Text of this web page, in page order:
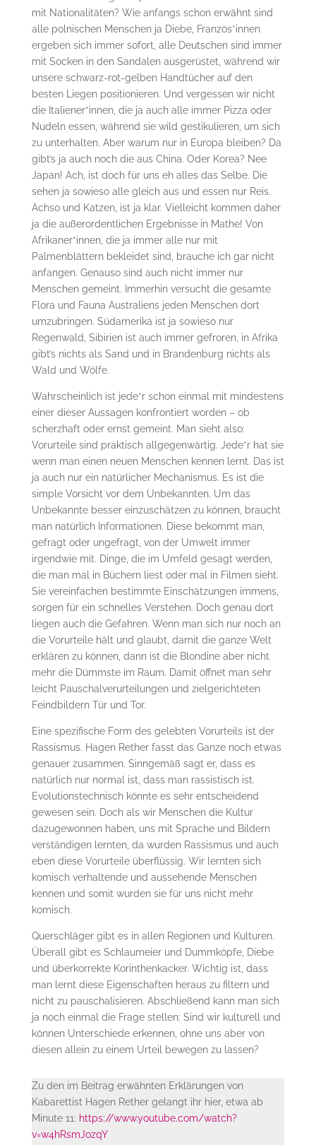
mit Nationalitäten? Wie anfangs schon erwähnt sind
alle polnischen Menschen ja Diebe, Französ*innen
ergeben sich immer sofort, alle Deutschen sind immer
mit Socken in den Sandalen ausgerüstet, während wir
unsere schwarz-rot-gelben Handtücher auf den
besten Liegen positionieren. Und vergessen wir nicht
die Italiener*innen, die ja auch alle immer Pizza oder
Nudeln essen, während sie wild gestikulieren, um sich
zu unterhalten. Aber warum nur in Europa bleiben? Da
gibt’s ja auch noch die aus China. Oder Korea? Nee
Japan! Ach, ist doch für uns eh alles das Selbe. Die
sehen ja sowieso alle gleich aus und essen nur Reis.
Achso und Katzen, ist ja klar. Vielleicht kommen daher
ja die außerordentlichen Ergebnisse in Mathe! Von
Afrikaner*innen, die ja immer alle nur mit
Palmenblättern bekleidet sind, brauche ich gar nicht
anfangen. Genauso sind auch nicht immer nur
Menschen gemeint. Immerhin versucht die gesamte
Flora und Fauna Australiens jeden Menschen dort
umzubringen. Südamerika ist ja sowieso nur
Regenwald, Sibirien ist auch immer gefroren, in Afrika
gibt’s nichts als Sand und in Brandenburg nichts als
Wald und Wölfe.
Wahrscheinlich ist jede*r schon einmal mit mindestens
einer dieser Aussagen konfrontiert worden – ob
scherzhaft oder ernst gemeint. Man sieht also:
Vorurteile sind praktisch allgegenwärtig. Jede*r hat sie
wenn man einen neuen Menschen kennen lernt. Das ist
ja auch nur ein natürlicher Mechanismus. Es ist die
simple Vorsicht vor dem Unbekannten. Um das
Unbekannte besser einzuschätzen zu können, braucht
man natürlich Informationen. Diese bekommt man,
gefragt oder ungefragt, von der Umwelt immer
irgendwie mit. Dinge, die im Umfeld gesagt werden,
die man mal in Büchern liest oder mal in Filmen sieht.
Sie vereinfachen bestimmte Einschätzungen immens,
sorgen für ein schnelles Verstehen. Doch genau dort
liegen auch die Gefahren. Wenn man sich nur noch an
die Vorurteile hält und glaubt, damit die ganze Welt
erklären zu können, dann ist die Blondine aber nicht
mehr die Dümmste im Raum. Damit öffnet man sehr
leicht Pauschalverurteilungen und zielgerichteten
Feindbildern Tür und Tor.
Eine spezifische Form des gelebten Vorurteils ist der
Rassismus. Hagen Rether fasst das Ganze noch etwas
genauer zusammen. Sinngemäß sagt er, dass es
natürlich nur normal ist, dass man rassistisch ist.
Evolutionstechnisch könnte es sehr entscheidend
gewesen sein. Doch als wir Menschen die Kultur
dazugewonnen haben, uns mit Sprache und Bildern
verständigen lernten, da wurden Rassismus und auch
eben diese Vorurteile überflüssig. Wir lernten sich
komisch verhaltende und aussehende Menschen
kennen und somit wurden sie für uns nicht mehr
komisch.
Querschläger gibt es in allen Regionen und Kulturen.
Überall gibt es Schlaumeier und Dummköpfe, Diebe
und überkorrekte Korinthenkacker. Wichtig ist, dass
man lernt diese Eigenschaften heraus zu filtern und
nicht zu pauschalisieren. Abschließend kann man sich
ja noch einmal die Frage stellen: Sind wir kulturell und
können Unterschiede erkennen, ohne uns aber von
diesen allein zu einem Urteil bewegen zu lassen?
Zu den im Beitrag erwähnten Erklärungen von
Kabarettist Hagen Rether gelangt ihr hier, etwa ab
Minute 11: https://www.youtube.com/watch?
v=w4hRsmJozqY